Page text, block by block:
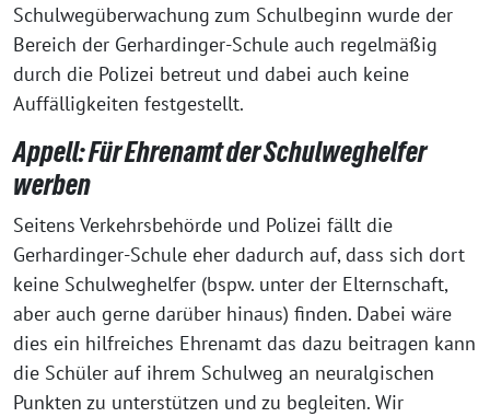
Schulwegüberwachung zum Schulbeginn wurde der
Bereich der Gerhardinger-Schule auch regelmäßig
durch die Polizei betreut und dabei auch keine
Auffälligkeiten festgestellt.
Appell: Für Ehrenamt der Schulweghelfer
werben
Seitens Verkehrsbehörde und Polizei fällt die
Gerhardinger-Schule eher dadurch auf, dass sich dort
keine Schulweghelfer (bspw. unter der Elternschaft,
aber auch gerne darüber hinaus) finden. Dabei wäre
dies ein hilfreiches Ehrenamt das dazu beitragen kann
die Schüler auf ihrem Schulweg an neuralgischen
Punkten zu unterstützen und zu begleiten. Wir